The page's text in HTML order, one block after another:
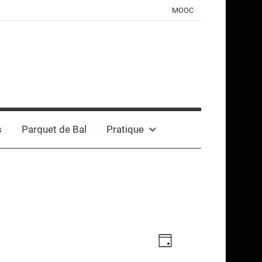
MOOC
Parquet de Bal Pratique
Navigation
Navigation
Jour